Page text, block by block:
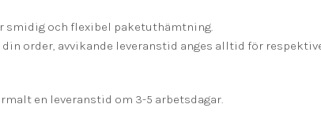
smidig och flexibel paketuthämtning.
order, avvikande leveranstid anges alltid för
en leveranstid om 3-5 arbetsdagar.